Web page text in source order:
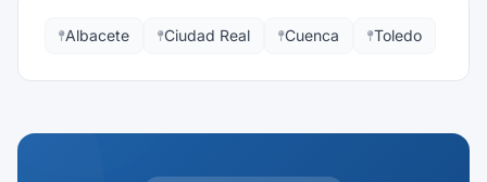
Albacete Ciudad Real Cuenca Toledo